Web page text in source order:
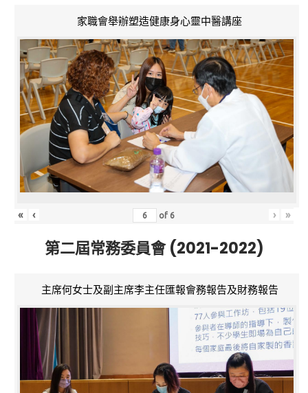
家職會舉辦塑造健康身心靈中醫講座
« ‹ of 6 › »
第二屆常務委員會 (2021-2022)
主席何女士及副主席李主任匯報會務報告及財務報告